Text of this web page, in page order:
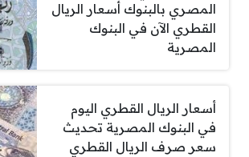
المصري بالبنوك أسعار الريال
القطري الآن في البنوك
المصرية
أسعار الريال القطري اليوم
في البنوك المصرية تحديث
سعر صرف الريال القطري